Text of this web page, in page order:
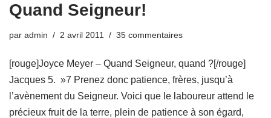
Quand Seigneur!
par admin 2 avril 2011 35 commentaires
[rouge]Joyce Meyer – Quand Seigneur, quand ?[/rouge]
Jacques 5. »7 Prenez donc patience, frères, jusqu’à
l’avènement du Seigneur. Voici que le laboureur attend le
précieux fruit de la terre, plein de patience à son égard,